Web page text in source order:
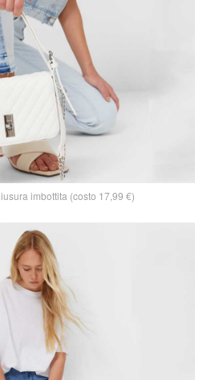
imbottita (costo 17,99 €)